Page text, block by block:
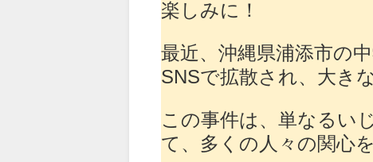
楽しみに！
最近、沖縄県浦添市の
SNSで拡散され、大き
この事件は、単なるい
て、多くの人々の関心